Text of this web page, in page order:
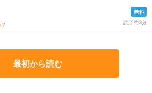
7 読了約3分
最初から読む